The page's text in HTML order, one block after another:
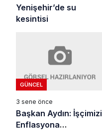
Yenişehir’de su
kesintisi
GÜNCEL
3 sene önce
Başkan Aydın: İşçimizi
Enflasyona